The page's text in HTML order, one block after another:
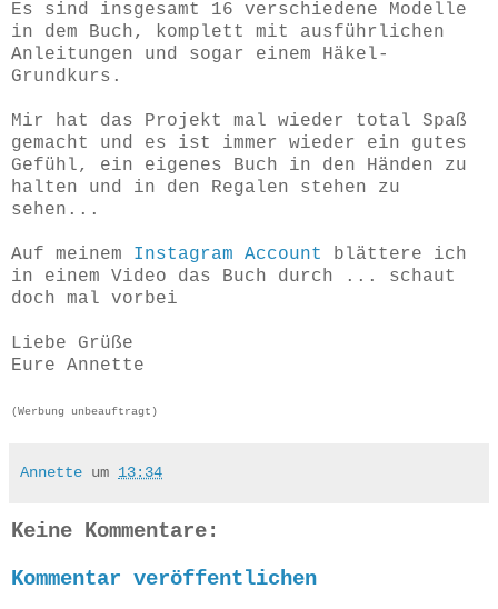
Es sind insgesamt 16 verschiedene Modelle
in dem Buch, komplett mit ausführlichen
Anleitungen und sogar einem Häkel-
Grundkurs.
Mir hat das Projekt mal wieder total Spaß
gemacht und es ist immer wieder ein gutes
Gefühl, ein eigenes Buch in den Händen zu
halten und in den Regalen stehen zu
sehen...
Auf meinem Instagram Account
blättere ich
in einem Video das Buch durch ... schaut
doch mal vorbei
Liebe Grüße
Eure Annette
(Werbung unbeauftragt)
Annette um 13:34
Keine Kommentare:
Kommentar veröffentlichen